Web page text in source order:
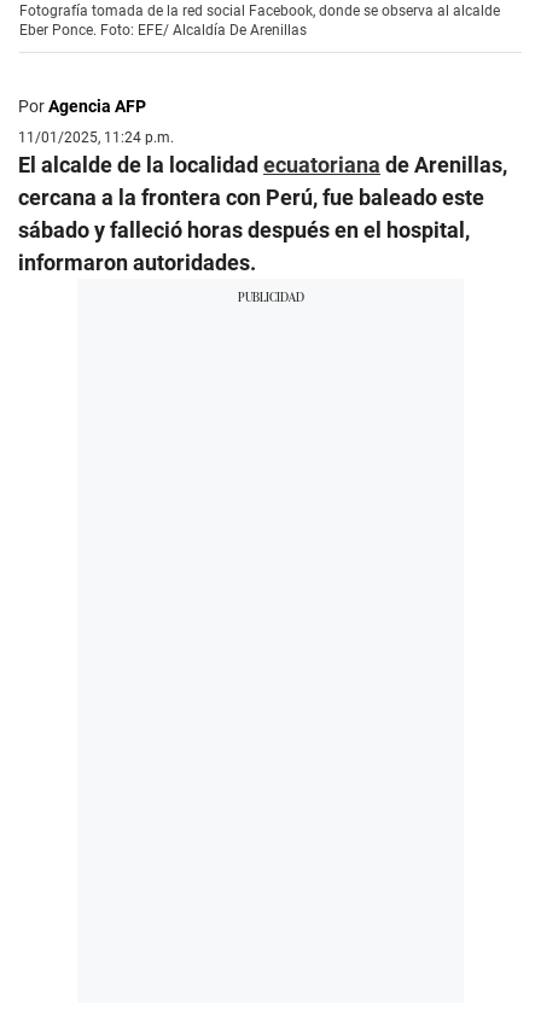
Fotografía tomada de la red social Facebook, donde se observa al alcalde
Eber Ponce. Foto: EFE/ Alcaldía De Arenillas
PorAgencia AFP
11/01/2025, 11:24 p.m.
El alcalde de la localidadecuatoriana de Arenillas,
cercana a la frontera con Perú, fue baleado este
sábado y falleció horas después en el hospital,
informaron autoridades.